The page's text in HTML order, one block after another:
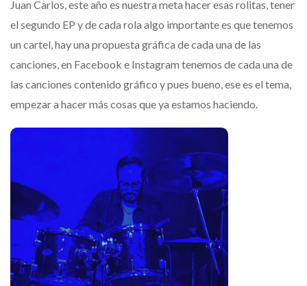
Juan Carlos, este año es nuestra meta hacer esas rolitas, tener
el segundo EP y de cada rola algo importante es que tenemos
un cartel, hay una propuesta gráfica de cada una de las
canciones, en Facebook e Instagram tenemos de cada una de
las canciones contenido gráfico y pues bueno, ese es el tema,
empezar a hacer más cosas que ya estamos haciendo.